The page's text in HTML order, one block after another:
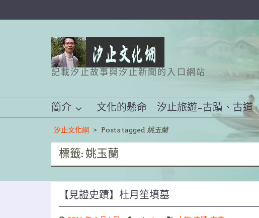
記載汐止故事與汐止新聞的入口網站
簡介 文化的懸命 汐止旅遊–古蹟、古道
汐止文化網 > Posts tagged 姚玉蘭
標籤: 姚玉蘭
【見證史蹟】杜月笙墳墓